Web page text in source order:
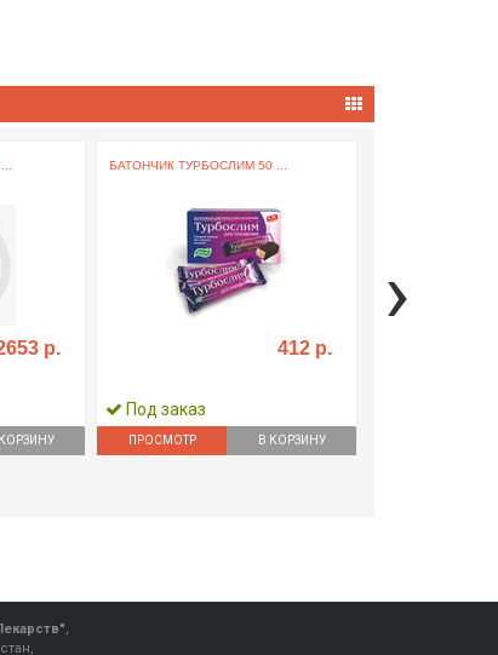
р.
БАТОНЧИК ТУРБОСЛИМ 50 ...
412 р.
Под заказ
ПРОСМОТР В КОРЗИНУ
›
,